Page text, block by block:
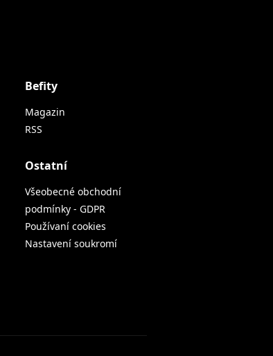
Befity
Magazin
RSS
Ostatní
Všeobecné obchodní
podmínky - GDPR
Používaní cookies
Nastavení soukromí